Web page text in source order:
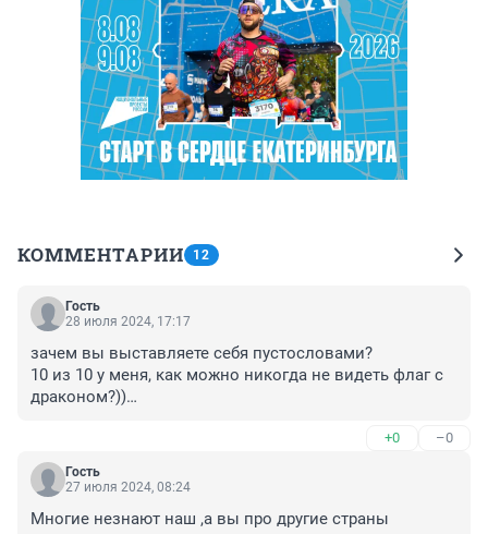
КОММЕНТАРИИ 12
Гость
28 июля 2024, 17:17
зачем вы выставляете себя пустословами?
10 из 10 у меня, как можно никогда не видеть флаг с
драконом?))
+0 –0
Гость
27 июля 2024, 08:24
Многие незнают наш ,а вы про другие страны